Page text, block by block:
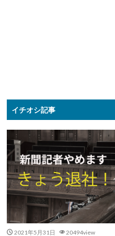
イチオシ記事
2021年5月31日 20494view